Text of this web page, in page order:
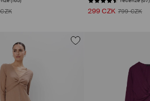
299 CZK 799 CZK